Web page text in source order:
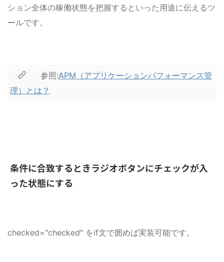
ション全体の稼働状態を把握するといった用途に伝えるツ
ールです。
参照:APM（アプリケーションパフォーマンス管
理）とは？
条件に合致するときラジオボタンにチェックが入
った状態にする
checked="checked" をif文で囲めば実装可能です。